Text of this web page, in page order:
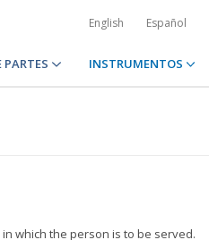
English Español
PARTES INSTRUMENTOS
which the person is to be served.